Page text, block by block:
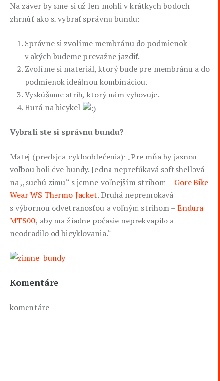
Na záver by sme si už len mohli v krátkych bodoch
zhrnúť ako si vybrať správnu bundu:
Správne si zvolíme membránu do podmienok
v akých budeme prevažne jazdiť.
Zvolíme si materiál, ktorý bude pre membránu a do
podmienok ideálnou kombináciou.
Vyskúšame strih, ktorý nám vyhovuje.
Hurá na bicykel
Vybrali ste si správnu bundu?
Matej (predajca cyklooblečenia): „Pre mňa by jasnou
voľbou boli dve bundy. Jedna neprefúkavá softshellová
na ,,suchú zimu“ s jemne voľnejším strihom – Gore Bike
Wear WS Thermo Jacket. Druhá nepremokavá
s výbornou odvetranosťou a voľným strihom –Endura
MT500, aby ma žiadne počasie neprekvapilo a
neodradilo od bicyklovania.“
Komentáre
komentáre